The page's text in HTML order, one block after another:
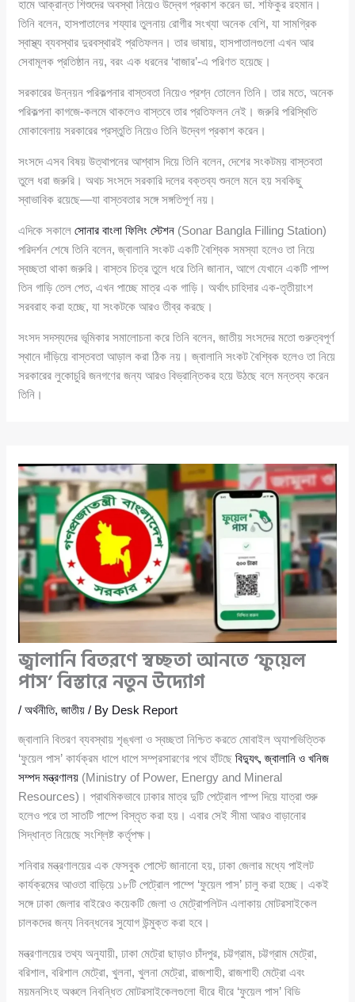
হামে আক্রান্ত শিশুদের অবস্থা নিয়েও উদ্বেগ প্রকাশ করেন ডা. শফিকুর রহমান।
তিনি বলেন, হাসপাতালের শয্যার তুলনায় রোগীর সংখ্যা অনেক বেশি, যা সামগ্রিক
স্বাস্থ্য ব্যবস্থার দুরবস্থারই প্রতিফলন। তার ভাষায়, হাসপাতালগুলো এখন আর
সেবামূলক প্রতিষ্ঠান নয়, বরং এক ধরনের ‘বাজার’-এ পরিণত হয়েছে।
সরকারের উন্নয়ন পরিকল্পনার বাস্তবতা নিয়েও প্রশ্ন তোলেন তিনি। তার মতে, অনেক
পরিকল্পনা কাগজে-কলমে থাকলেও বাস্তবে তার প্রতিফলন নেই। জরুরি পরিস্থিতি
মোকাবেলায় সরকারের প্রস্তুতি নিয়েও তিনি উদ্বেগ প্রকাশ করেন।
সংসদে এসব বিষয় উত্থাপনের আশ্বাস দিয়ে তিনি বলেন, দেশের সংকটময় বাস্তবতা
তুলে ধরা জরুরি। অথচ সংসদে সরকারি দলের বক্তব্য শুনলে মনে হয় সবকিছু
স্বাভাবিক রয়েছে—যা বাস্তবতার সঙ্গে সঙ্গতিপূর্ণ নয়।
এদিকে সকালেসোনার বাংলা ফিলিং স্টেশন (Sonar Bangla Filling Station)
পরিদর্শন শেষে তিনি বলেন, জ্বালানি সংকট একটি বৈশ্বিক সমস্যা হলেও তা নিয়ে
স্বচ্ছতা থাকা জরুরি। বাস্তব চিত্র তুলে ধরে তিনি জানান, আগে যেখানে একটি পাম্প
তিন গাড়ি তেল পেত, এখন পাচ্ছে মাত্র এক গাড়ি। অর্থাৎ চাহিদার এক-তৃতীয়াংশ
সরবরাহ করা হচ্ছে, যা সংকটকে আরও তীব্র করছে।
সংসদ সদস্যদের ভূমিকার সমালোচনা করে তিনি বলেন, জাতীয় সংসদের মতো গুরুত্বপূর্ণ
স্থানে দাঁড়িয়ে বাস্তবতা আড়াল করা ঠিক নয়। জ্বালানি সংকট বৈশ্বিক হলেও তা নিয়ে
সরকারের লুকোচুরি জনগণের জন্য আরও বিভ্রান্তিকর হয়ে উঠছে বলে মন্তব্য করেন
তিনি।
জ্বালানি বিতরণে স্বচ্ছতা আনতে ‘ফুয়েল
পাস’ বিস্তারে নতুন উদ্যোগ
/অর্থনীতি,জাতীয় / By Desk Report
জ্বালানি বিতরণ ব্যবস্থায় শৃঙ্খলা ও স্বচ্ছতা নিশ্চিত করতে মোবাইল অ্যাপভিত্তিক
‘ফুয়েল পাস’ কার্যক্রম ধাপে ধাপে সম্প্রসারণের পথে হাঁটছেবিদ্যুৎ, জ্বালানি ও খনিজ
সম্পদ মন্ত্রণালয় (Ministry of Power, Energy and Mineral
Resources)। প্রাথমিকভাবে ঢাকার মাত্র দুটি পেট্রোল পাম্প দিয়ে যাত্রা শুরু
হলেও পরে তা সাতটি পাম্পে বিস্তৃত করা হয়। এবার সেই সীমা আরও বাড়ানোর
সিদ্ধান্ত নিয়েছে সংশ্লিষ্ট কর্তৃপক্ষ।
শনিবার মন্ত্রণালয়ের এক ফেসবুক পোস্টে জানানো হয়, ঢাকা জেলার মধ্যে পাইলট
কার্যক্রমের আওতা বাড়িয়ে ১৮টি পেট্রোল পাম্পে ‘ফুয়েল পাস’ চালু করা হচ্ছে। একই
সঙ্গে ঢাকা জেলার বাইরেও কয়েকটি জেলা ও মেট্রোপলিটন এলাকায় মোটরসাইকেল
চালকদের জন্য নিবন্ধনের সুযোগ উন্মুক্ত করা হবে।
মন্ত্রণালয়ের তথ্য অনুযায়ী, ঢাকা মেট্রো ছাড়াও চাঁদপুর, চট্টগ্রাম, চট্টগ্রাম মেট্রো,
বরিশাল, বরিশাল মেট্রো, খুলনা, খুলনা মেট্রো, রাজশাহী, রাজশাহী মেট্রো এবং
ময়মনসিংহ অঞ্চলে নিবন্ধিত মোটরসাইকেলগুলো ধীরে ধীরে ‘ফুয়েল পাস’ বিডি